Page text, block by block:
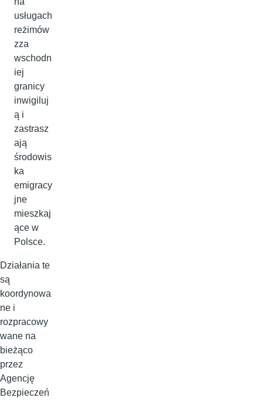
usługach
reżimów
zza
wschodn
iej
granicy
inwigiluj
ą i
zastrasz
ają
środowis
ka
emigracy
jne
mieszkaj
ące w
Polsce.
Działania te
są
koordynowa
ne i
rozpracowy
wane na
bieżąco
przez
Agencję
Bezpieczeń